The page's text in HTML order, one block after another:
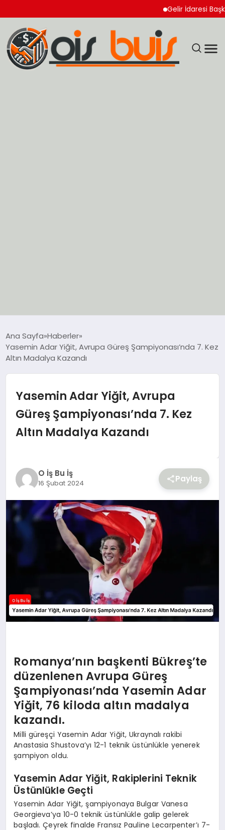
Gelir İdaresi
EKONOMİ
SPOR
Ana Sayfa Haberler
Yasemin Adar Yiğit, Avrupa Güreş Şampiyonası’nda 7. Kez
Altın Madalya Kazandı
Yasemin Adar Yiğit, Avrupa
Güreş Şampiyonası’nda 7. Kez
Altın Madalya Kazandı
O İş Bu İş
16 Şubat 2024 Paylaş
Romanya’nın başkenti Bükreş’te
düzenlenen Avrupa Güreş
Şampiyonası’nda Yasemin Adar
Yiğit, 76 kiloda altın madalya
kazandı.
Milli güreşçi Yasemin Adar Yiğit, Ukraynalı rakibi
Anastasia Shustova’yı 12-1 teknik üstünlükle yenerek
şampiyon oldu.
Yasemin Adar Yiğit, Rakiplerini Teknik
Üstünlükle Geçti
Yasemin Adar Yiğit, şampiyonaya Bulgar Vanesa
Georgieva’ya 10-0 teknik üstünlükle galip gelerek
başladı. Çeyrek finalde Fransız Pauline Lecarpenter’ı 7-